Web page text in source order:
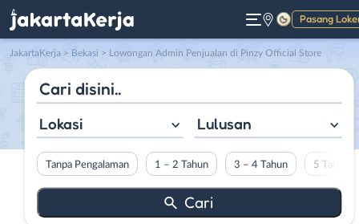
Pasang
Gelap
JakartaKerja > Bekasi > Lowongan Admin Penjualan di Pinzy Official Store
Lokasi Lulusan
Tanpa Pengalaman 1 – 2 Tahun 3 – 4 Tahun 5 Tahun